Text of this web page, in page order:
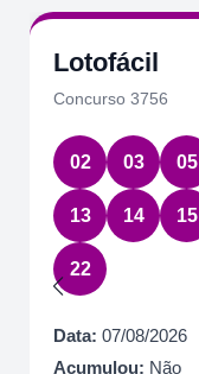
Lotofácil
Concurso 3756
02 03 05
13 14 15
22
Data: 07/08/2026
Acumulou: Não